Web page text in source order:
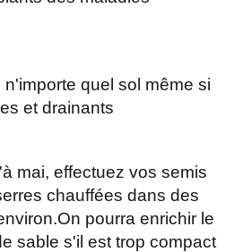
quel sol même si
et drainants
mai, effectuez vos semis
chauffées dans des
pourra enrichir le
sable s'il est trop compact